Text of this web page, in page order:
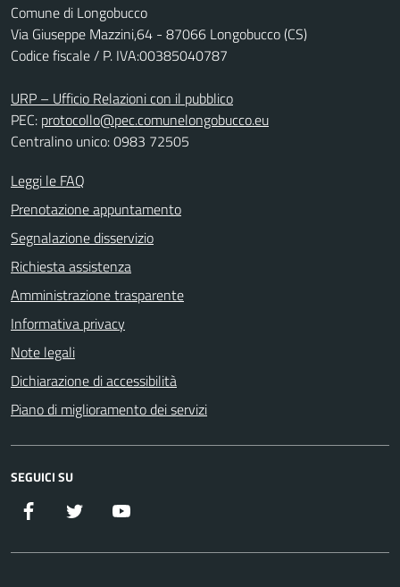
Comune di Longobucco
Via Giuseppe Mazzini,64 - 87066 Longobucco (CS)
Codice fiscale / P. IVA:00385040787
URP – Ufficio Relazioni con il pubblico
PEC: protocollo@pec.comunelongobucco.eu
Centralino unico: 0983 72505
Leggi le FAQ
Prenotazione appuntamento
Segnalazione disservizio
Richiesta assistenza
Amministrazione trasparente
Informativa privacy
Note legali
Dichiarazione di accessibilità
Piano di miglioramento dei servizi
SEGUICI SU
Facebook Twitter